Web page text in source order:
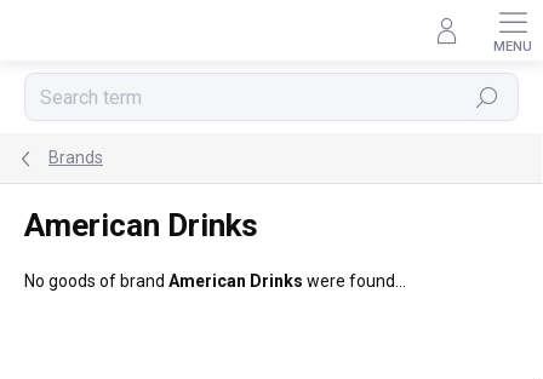
Search
Brands
American Drinks
No goods of brand American Drinks were found...